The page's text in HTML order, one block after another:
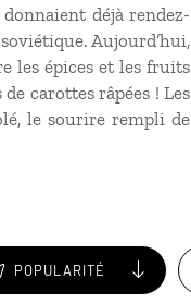
déjà rendez-
Aujourd’hui,
les épices et les fruits
carottes râpées ! Les
le sourire rempli de
POPULARITÉ